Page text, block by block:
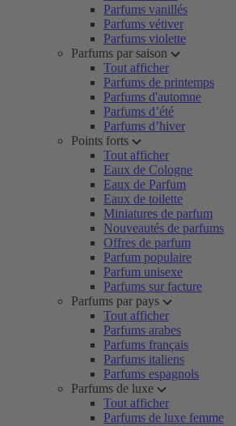
Parfums vanillés
Parfums vétiver
Parfums violette
Parfums par saison
Tout afficher
Parfums de printemps
Parfums d'automne
Parfums d’été
Parfums d’hiver
Points forts
Tout afficher
Eaux de Cologne
Eaux de Parfum
Eaux de toilette
Miniatures de parfum
Nouveautés de parfums
Offres de parfum
Parfum populaire
Parfum unisexe
Parfums sur facture
Parfums par pays
Tout afficher
Parfums arabes
Parfums français
Parfums italiens
Parfums espagnols
Parfums de luxe
Tout afficher
Parfums de luxe femme